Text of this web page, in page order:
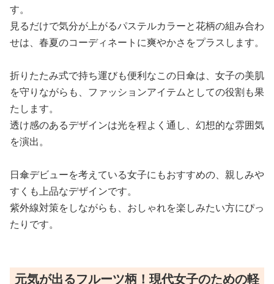
す。
見るだけで気分が上がるパステルカラーと花柄の組み合わ
せは、春夏のコーディネートに爽やかさをプラスします。
折りたたみ式で持ち運びも便利なこの日傘は、女子の美肌
を守りながらも、ファッションアイテムとしての役割も果
たします。
透け感のあるデザインは光を程よく通し、幻想的な雰囲気
を演出。
日傘デビューを考えている女子にもおすすめの、親しみや
すくも上品なデザインです。
紫外線対策をしながらも、おしゃれを楽しみたい方にぴっ
たりです。
元気が出るフルーツ柄！現代女子のための軽